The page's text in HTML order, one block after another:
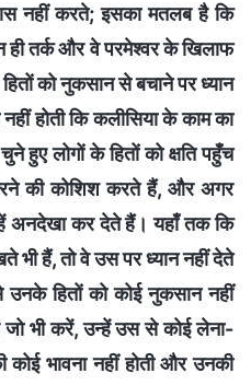
नहीं करते; इसका मतलब है कि
ही तर्क और वे परमेश्वर के खिलाफ
को नुकसान से बचाने पर ध्यान
होती कि कलीसिया के काम का
हुए लोगों के हितों को क्षति पहुँच
की कोशिश करते हैं, और अगर
अनदेखा कर देते हैं। यहाँ तक कि
भी हैं, तो वे उस पर ध्यान नहीं देते
हितों को कोई नुकसान नहीं
भी करें, उन्हें उस से कोई लेना-
कोई भावना नहीं होती और उनकी